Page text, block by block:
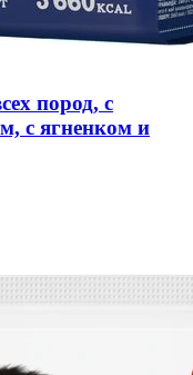
пород, с
с ягненком и